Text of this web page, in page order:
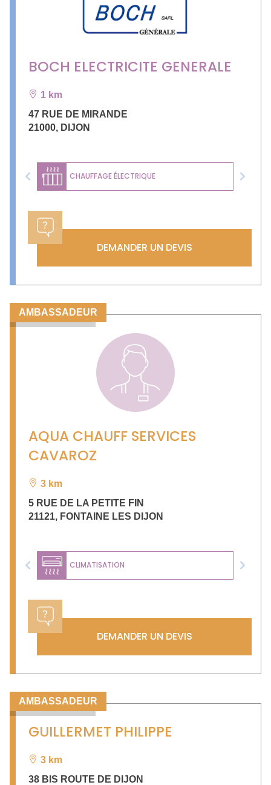
BOCH ELECTRICITE GENERALE
1 km
47 RUE DE MIRANDE
21000, DIJON
CHAUFFAGE ÉLECTRIQUE
Previous Next
DEMANDER UN DEVIS
AMBASSADEUR
AQUA CHAUFF SERVICES
CAVAROZ
3 km
5 RUE DE LA PETITE FIN
21121, FONTAINE LES DIJON
CLIMATISATION
Previous Next
DEMANDER UN DEVIS
AMBASSADEUR
GUILLERMET PHILIPPE
3 km
38 BIS ROUTE DE DIJON